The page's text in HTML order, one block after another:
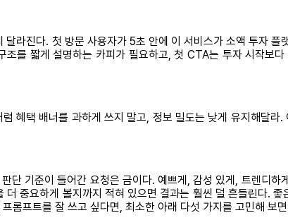
라진다. 첫 방문 사용자가 5초 안에 이 서비스가 소액 투자 플
를 짧게 설명하는 카피가 필요하고, 첫 CTA는 투자 시작보
혜택 배너를 과하게 쓰지 말고, 정보 밀도는 낮게 유지해달라.
기준이 들어간 요청은 금이다. 예쁘게, 감성 있게, 트렌디하
중요하게 볼지까지 적혀 있으면 결과는 훨씬 덜 흔들린다.
롬프트를 잘 쓰고 싶다면, 최소한 아래 다섯 가지를 고민해 보